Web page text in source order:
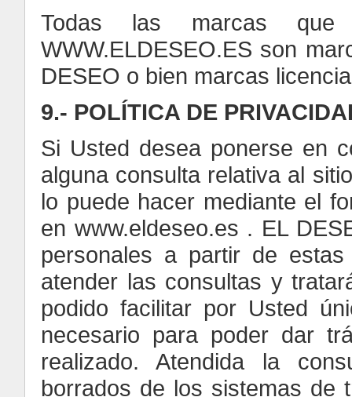
Todas las marcas
WWW.ELDESEO.ES son
DESEO o bien marcas
9.- POLÍTICA DE
Si Usted desea ponerse en
alguna consulta relativa al
lo puede hacer mediante el
en www.eldeseo.es . EL
personales a partir de
atender las consultas y
podido facilitar por Usted
necesario para poder dar
realizado. Atendida la
borrados de los sistemas de